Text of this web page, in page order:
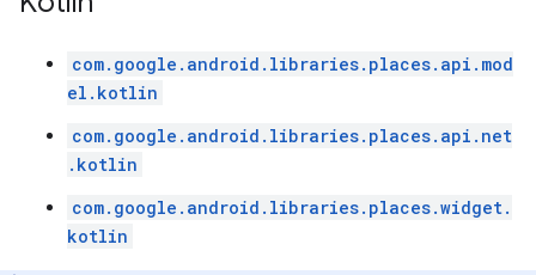
com.google.android.libraries.places.api.mod
el.kotlin
com.google.android.libraries.places.api.net
.kotlin
com.google.android.libraries.places.widget.
kotlin